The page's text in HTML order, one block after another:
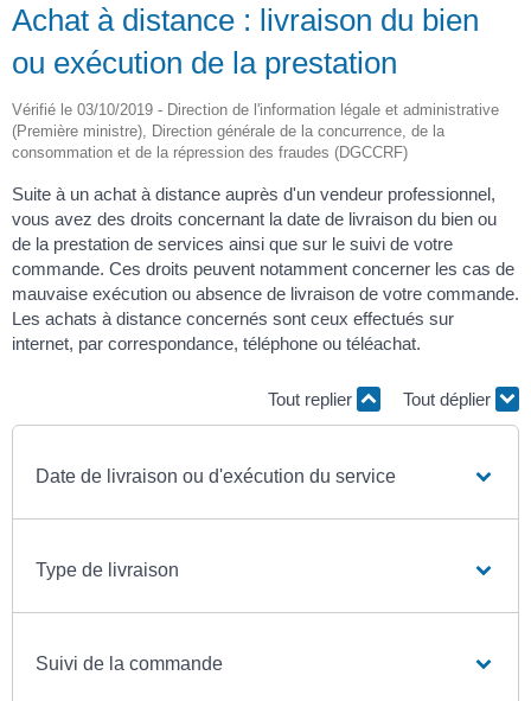
Achat à distance : livraison du bien
ou exécution de la prestation
Vérifié le 03/10/2019 - Direction de l'information légale et administrative
(Première ministre), Direction générale de la concurrence, de la
consommation et de la répression des fraudes (DGCCRF)
Suite à un achat à distance auprès d'un vendeur professionnel,
vous avez des droits concernant la date de livraison du bien ou
de la prestation de services ainsi que sur le suivi de votre
commande. Ces droits peuvent notamment concerner les cas de
mauvaise exécution ou absence de livraison de votre commande.
Les achats à distance concernés sont ceux effectués sur
internet, par correspondance, téléphone ou téléachat.
Tout replier Tout déplier
Date de livraison ou d'exécution du service
Type de livraison
Suivi de la commande